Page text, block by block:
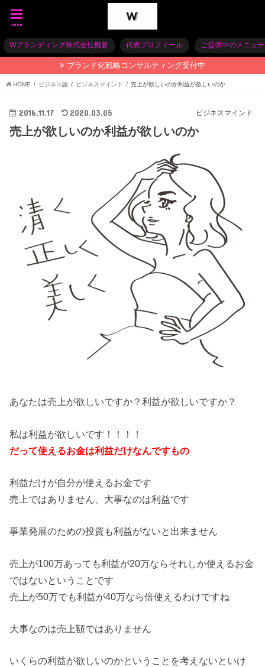
menu
Wブランディング株式会社概要 代表プロフィール ご提供中のメニュー
ブランド化戦略コンサルティング受付中
HOME ビジネス論 ビジネスマインド 売上が欲しいのか利益が欲しいのか
ビジネスマインド
2016.11.17 2020.03.05
売上が欲しいのか利益が欲しいのか
あなたは売上が欲しいですか？利益が欲しいですか？
私は利益が欲しいです！！！！
だって使えるお金は利益だけなんですもの
利益だけが自分が使えるお金です
売上ではありません、大事なのは利益です
事業発展のための投資も利益がないと出来ません
売上が100万あっても利益が20万ならそれしか使えるお金
ではないということです
売上が50万でも利益が40万なら倍使えるわけですね
大事なのは売上額ではありません
いくらの利益が欲しいのかということを考えないといけ